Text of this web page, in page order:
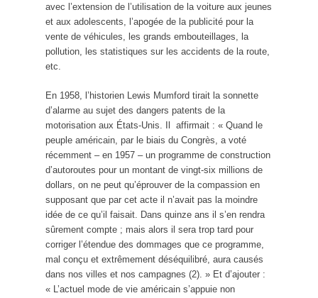
avec l’extension de l’utilisation de la voiture aux jeunes
et aux adolescents, l’apogée de la publicité pour la
vente de véhicules, les grands embouteillages, la
pollution, les statistiques sur les accidents de la route,
etc.
En 1958, l’historien Lewis Mumford tirait la sonnette
d’alarme au sujet des dangers patents de la
motorisation aux États-Unis. Il affirmait : « Quand le
peuple américain, par le biais du Congrès, a voté
récemment – en 1957 – un programme de construction
d’autoroutes pour un montant de vingt-six millions de
dollars, on ne peut qu’éprouver de la compassion en
supposant que par cet acte il n’avait pas la moindre
idée de ce qu’il faisait. Dans quinze ans il s’en rendra
sûrement compte ; mais alors il sera trop tard pour
corriger l’étendue des dommages que ce programme,
mal conçu et extrêmement déséquilibré, aura causés
dans nos villes et nos campagnes (2). » Et d’ajouter :
« L’actuel mode de vie américain s’appuie non